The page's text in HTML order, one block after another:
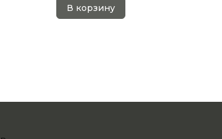
В корзину